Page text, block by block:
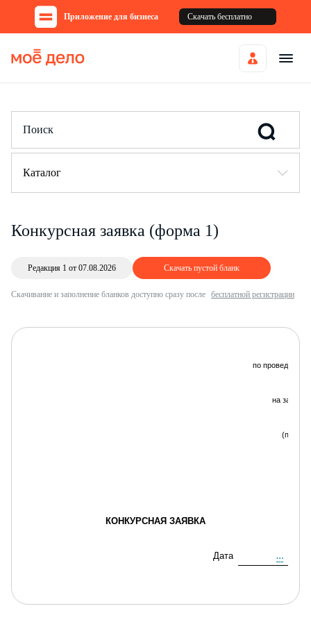
Приложение для бизнеса Скачать бесплатно
Каталог
Конкурсная заявка (форма 1)
Редакция 1 от 07.08.2026 Скачать пустой бланк
Скачивание и заполнение бланков доступно сразу после бесплатной регистрации
по проведению
на
КОНКУРСНАЯ ЗАЯВКА
Дата …